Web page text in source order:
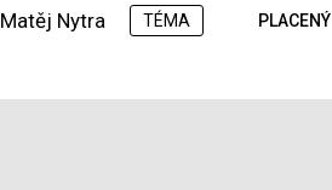
Matěj Nytra TÉMA PLACENÝ